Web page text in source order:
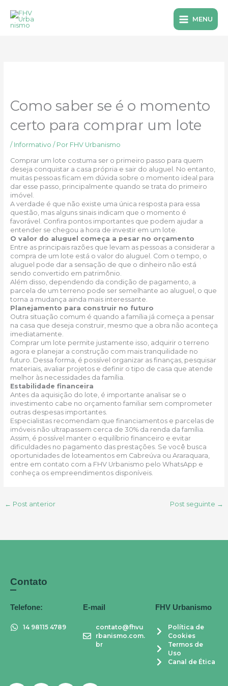
para
MENU
Como saber se é o momento
certo para comprar um lote
/ Informativo / Por FHV Urbanismo
Comprar um lote costuma ser o primeiro passo para quem
deseja conquistar a casa própria e sair do aluguel. No entanto,
muitas pessoas ficam em dúvida sobre o momento ideal para
dar esse passo, principalmente quando se trata do primeiro
imóvel.
A verdade é que não existe uma única resposta para essa
questão, mas alguns sinais indicam que o momento é
favorável. Confira pontos importantes que podem ajudar a
entender se chegou a hora de investir em um lote.
O valor do aluguel começa a pesar no orçamento
Entre as principais razões que levam as pessoas a considerar a
compra de um lote está o valor do aluguel. Com o tempo, o
aluguel pode dar a sensação de que o dinheiro não está
sendo convertido em patrimônio.
Além disso, dependendo da condição de pagamento, a
parcela de um terreno pode ser semelhante ao aluguel, o que
torna a mudança ainda mais interessante.
Planejamento para construir no futuro
Outra situação comum é quando a família já começa a pensar
na casa que deseja construir, mesmo que a obra não aconteça
imediatamente.
Comprar um lote permite justamente isso, adquirir o terreno
agora e planejar a construção com mais tranquilidade no
futuro. Dessa forma, é possível organizar as finanças, pesquisar
materiais, avaliar projetos e definir o tipo de casa que atende
melhor às necessidades da família.
Estabilidade financeira
Antes da aquisição do lote, é importante analisar se o
investimento cabe no orçamento familiar sem comprometer
outras despesas importantes.
Especialistas recomendam que financiamentos e parcelas de
imóveis não ultrapassem cerca de 30% da renda da família.
Assim, é possível manter o equilíbrio financeiro e evitar
dificuldades no pagamento das prestações. Se você busca
oportunidades de loteamentos em Cabreúva ou Araraquara,
entre em contato com a FHV Urbanismo pelo WhatsApp e
conheça os empreendimentos disponíveis.
← Post anterior Post seguinte →
Contato
Telefone:
14 98115 4789
E-mail
contato@fhvu
rbanismo.com.
br
FHV Urbanismo
Política de
Cookies
Termos de
Uso
Canal de Ética